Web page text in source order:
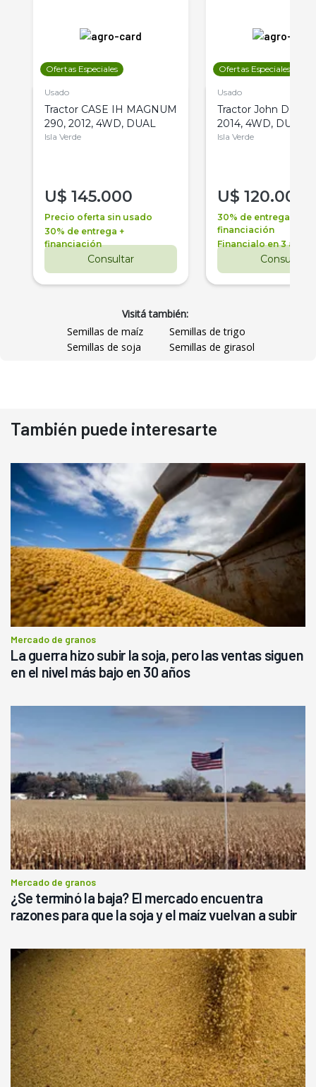
Ofertas Especiales
Usado
Tractor CASE IH MAGNUM
290, 2012, 4WD, DUAL
Isla Verde
U$ 145.000
Precio oferta sin usado
30% de entrega +
financiación
Consultar
Ofertas Especiales
Usado
Tractor John Deere
2014, 4WD, DUAL
Isla Verde
U$ 120.000
30% de entrega +
financiación
Financialo en 3 años
Consultar
Visitá también:
Semillas de maíz
Semillas de trigo
Semillas de soja
Semillas de girasol
También puede interesarte
Mercado de granos
La guerra hizo subir la soja, pero las ventas siguen
en el nivel más bajo en 30 años
Mercado de granos
¿Se terminó la baja? El mercado encuentra
razones para que la soja y el maíz vuelvan a subir